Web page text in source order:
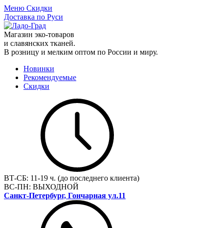
Меню Скидки
Доставка по Руси
Магазин эко-товаров
и славянских тканей.
В розницу и мелким оптом по России и миру.
Новинки
Рекомендуемые
Скидки
ВТ-СБ: 11-19 ч. (до последнего клиента)
ВС-ПН: ВЫХОДНОЙ
Санкт-Петербург, Гончарная ул.11